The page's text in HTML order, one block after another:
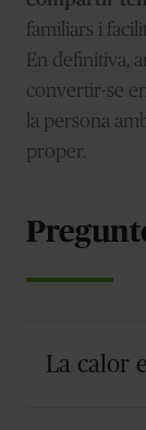
familiars i
En definitiva,
convertir-se
la persona
proper.
La calor